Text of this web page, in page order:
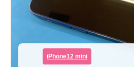
iPhone12 mini